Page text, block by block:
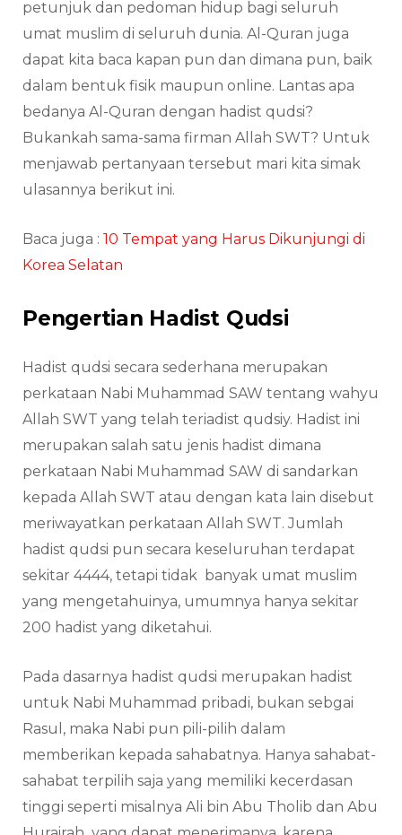
petunjuk dan pedoman hidup bagi seluruh
umat muslim di seluruh dunia. Al-Quran juga
dapat kita baca kapan pun dan dimana pun, baik
dalam bentuk fisik maupun online. Lantas apa
bedanya Al-Quran dengan hadist qudsi?
Bukankah sama-sama firman Allah SWT? Untuk
menjawab pertanyaan tersebut mari kita simak
ulasannya berikut ini.
Baca juga : 10 Tempat yang Harus Dikunjungi di
Korea Selatan
Pengertian Hadist Qudsi
Hadist qudsi secara sederhana merupakan
perkataan Nabi Muhammad SAW tentang wahyu
Allah SWT yang telah teriadist qudsiy. Hadist ini
merupakan salah satu jenis hadist dimana
perkataan Nabi Muhammad SAW di sandarkan
kepada Allah SWT atau dengan kata lain disebut
meriwayatkan perkataan Allah SWT. Jumlah
hadist qudsi pun secara keseluruhan terdapat
sekitar 4444, tetapi tidak banyak umat muslim
yang mengetahuinya, umumnya hanya sekitar
200 hadist yang diketahui.
Pada dasarnya hadist qudsi merupakan hadist
untuk Nabi Muhammad pribadi, bukan sebgai
Rasul, maka Nabi pun pili-pilih dalam
memberikan kepada sahabatnya. Hanya sahabat-
sahabat terpilih saja yang memiliki kecerdasan
tinggi seperti misalnya Ali bin Abu Tholib dan Abu